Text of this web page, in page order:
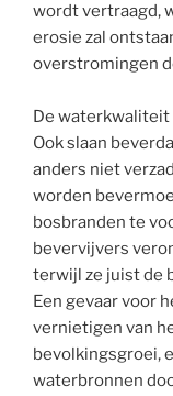
wordt vertraagd,
erosie zal
overstromingen
De
Ook slaan
anders niet
worden
bosbranden te
bevervijvers
terwijl ze juist de
Een gevaar voor
vernietigen van
bevolkingsgroei,
waterbronnen